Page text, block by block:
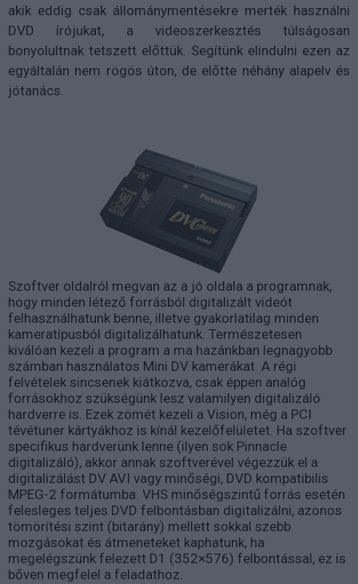
akik eddig csak állománymentésekre merték használni
DVD írójukat, a videoszerkesztés túlságosan
bonyolultnak tetszett előttük. Segítünk elindulni ezen az
egyáltalán nem rögös úton, de előtte néhány alapelv és
jótanács.
Szoftver oldalról megvan az a jó oldala a programnak,
hogy minden létező forrásból digitalizált videót
felhasználhatunk benne, illetve gyakorlatilag minden
kameratípusból digitalizálhatunk. Természetesen
kiválóan kezeli a program a ma hazánkban legnagyobb
számban használatos Mini DV kamerákat. A régi
felvételek sincsenek kiátkozva, csak éppen analóg
forrásokhoz szükségünk lesz valamilyen digitalizáló
hardverre is. Ezek zömét kezeli a Vision, még a PCI
tévétuner kártyákhoz is kínál kezelőfelületet. Ha szoftver
specifikus hardverünk lenne (ilyen sok Pinnacle
digitalizáló), akkor annak szoftverével végezzük el a
digitalizálást DV AVI vagy minőségi, DVD kompatibilis
MPEG-2 formátumba. VHS minőségszintű forrás esetén
felesleges teljes DVD felbontásban digitalizálni, azonos
tömörítési szint (bitarány) mellett sokkal szebb
mozgásokat és átmeneteket kaphatunk, ha
megelégszünk felezett D1 (352×576) felbontással, ez is
bőven megfelel a feladathoz.